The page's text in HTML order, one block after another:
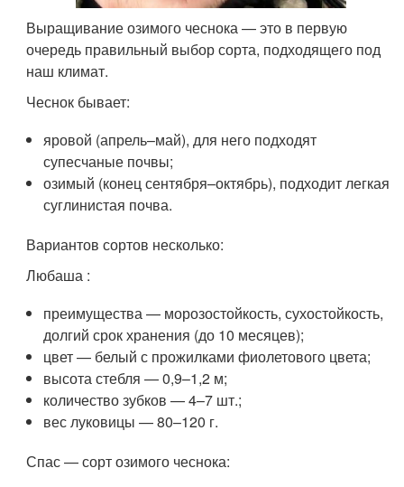
Выращивание озимого чеснока — это в первую
очередь правильный выбор сорта, подходящего под
наш климат.
Чеснок бывает:
яровой (апрель–май), для него подходят
супесчаные почвы;
озимый (конец сентября–октябрь), подходит легкая
суглинистая почва.
Вариантов сортов несколько:
Любаша :
преимущества — морозостойкость, сухостойкость,
долгий срок хранения (до 10 месяцев);
цвет — белый с прожилками фиолетового цвета;
высота стебля — 0,9–1,2 м;
количество зубков — 4–7 шт.;
вес луковицы — 80–120 г.
Спас — сорт озимого чеснока: